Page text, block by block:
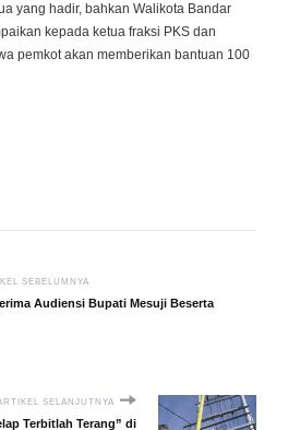
yang hadir, bahkan Walikota Bandar
kepada ketua fraksi PKS dan
pemkot akan memberikan bantuan 100
SEBELUMNYA
Audiensi Bupati Mesuji Beserta
SELANJUTNYA
Terbitlah Terang” di